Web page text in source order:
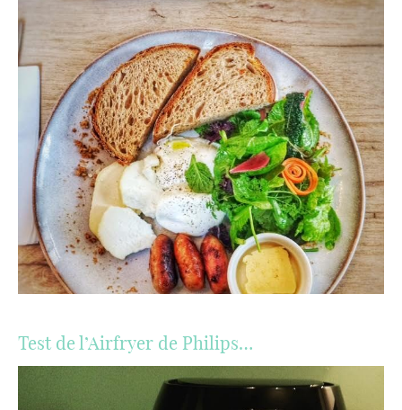
Test de l’Airfryer de Philips…